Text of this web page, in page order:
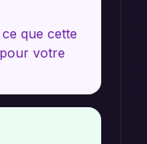
que cette
votre